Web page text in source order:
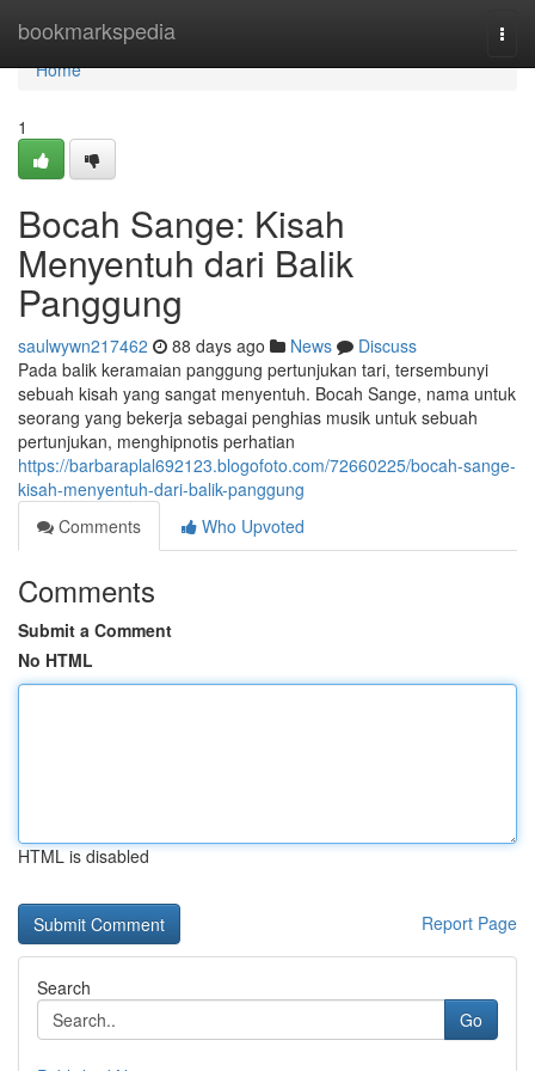
bookmarkspedia
Home
Home
1
Bocah Sange: Kisah
Menyentuh dari Balik
Panggung
saulwywn217462 88 days ago News
Discuss
Pada balik keramaian panggung pertunjukan tari, tersembunyi
sebuah kisah yang sangat menyentuh. Bocah Sange, nama untuk
seorang yang bekerja sebagai penghias musik untuk sebuah
pertunjukan, menghipnotis perhatian
https://barbaraplal692123.blogofoto.com/72660225/bocah-sange-
kisah-menyentuh-dari-balik-panggung
Comments
Who Upvoted
Comments
Submit a Comment
No HTML
HTML is disabled
Report Page
Search
Go